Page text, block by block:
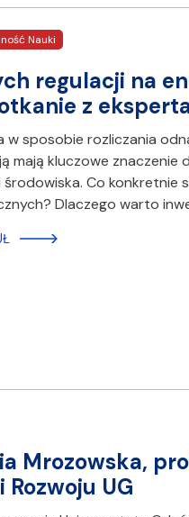
Nauki
regulacji na
z
sposobie rozliczania
mają kluczowe znaczenie
Co konkretnie
Dlaczego warto
Mrozowska,
Rozwoju UG